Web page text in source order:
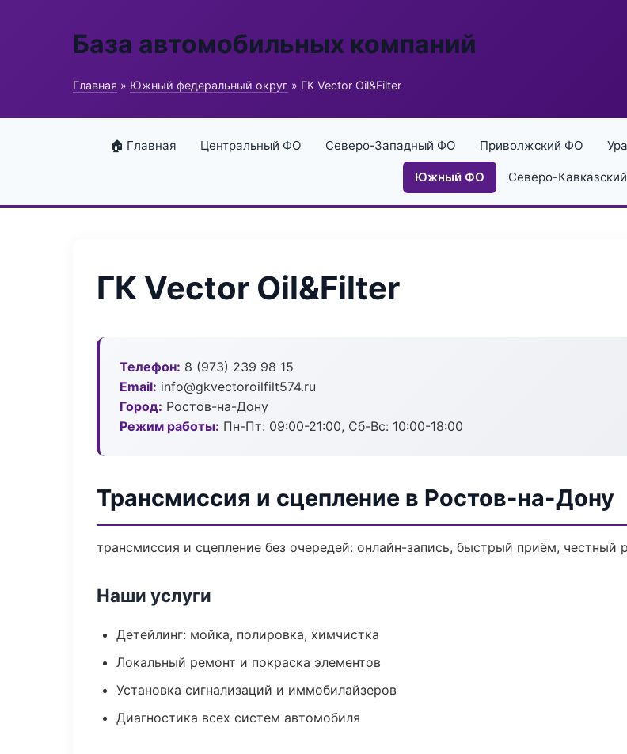
База автомобильных компаний
Главная » Южный федеральный округ » ГК Vector Oil&Filter
🏠 Главная Центральный ФО Северо-Западный ФО Приволжский ФО
Южный ФО Северо-
ГК Vector Oil&Filter
Телефон: 8 (973) 239 98 15
Email: info@gkvectoroilfilt574.ru
Город: Ростов-на-Дону
Режим работы: Пн-Пт: 09:00-21:00, Сб-Вс: 10:00-18:00
Трансмиссия и сцепление в Ростов-на-Дону
трансмиссия и сцепление без очередей: онлайн-запись, быстрый приём, честный
Наши услуги
Детейлинг: мойка, полировка, химчистка
Локальный ремонт и покраска элементов
Установка сигнализаций и иммобилайзеров
Диагностика всех систем автомобиля